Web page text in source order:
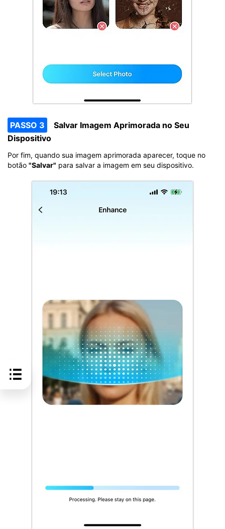
PASSO 3
Salvar Imagem Aprimorada no Seu
Dispositivo
Por fim, quando sua imagem aprimorada aparecer, toque no
botão "Salvar" para salvar a imagem em seu dispositivo.